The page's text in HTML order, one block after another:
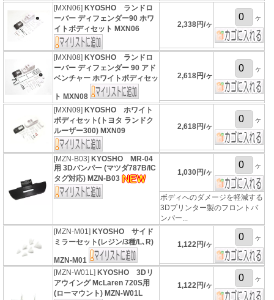
[MXN06] KYOSHO ランドロ
ーバー ディフェンダー90 ホワ
イトボディセット MXN06
2,338円/ヶ
ヶ
[MXN08] KYOSHO ランドロ
ーバー ディフェンダー 90 アド
ベンチャー ホワイトボディセッ
ト MXN08
2,618円/ヶ
ヶ
[MXN09] KYOSHO ホワイト
ボディセット(トヨタ ランドク
ルーザー300) MXN09
2,618円/ヶ
ヶ
[MZN-B03] KYOSHO MR-04
用 3Dバンパー (マツダ787B/IC
タグ対応) MZN-B03
1,030円/ヶ
ヶ
ボディへのダメージを軽減する
3Dプリンター製のフロントバ
ンパー...
[MZN-M01] KYOSHO サイド
ミラーセット(レジン/3種/L､R)
MZN-M01
1,122円/ヶ
ヶ
[MZN-W01L] KYOSHO 3Dリ
アウイング McLaren 720S用
(ローマウント) MZN-W01L
1,122円/ヶ
ヶ